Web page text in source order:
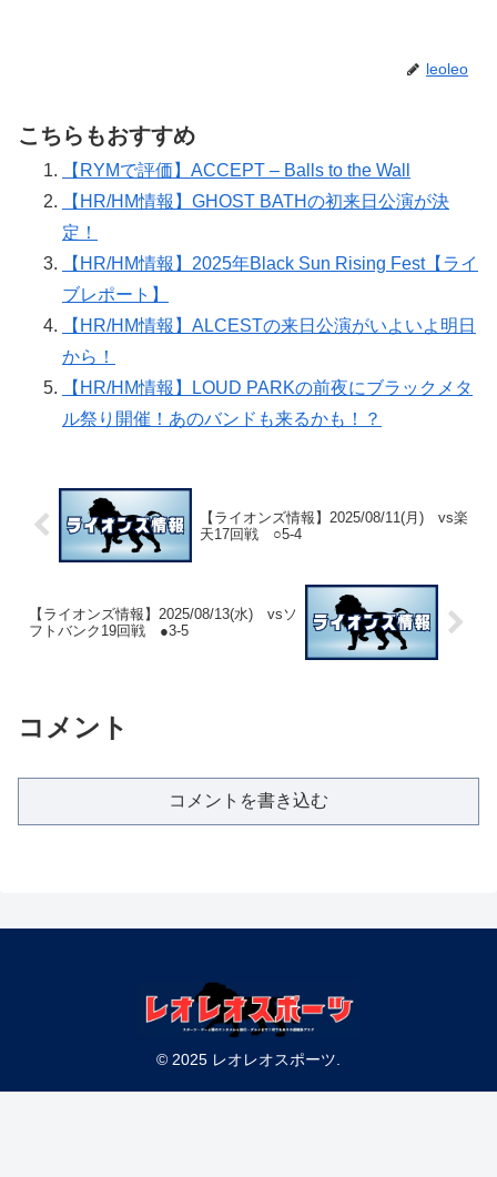
leoleo
こちらもおすすめ
【RYMで評価】ACCEPT – Balls to the Wall
【HR/HM情報】GHOST BATHの初来日公演が決
定！
【HR/HM情報】2025年Black Sun Rising Fest【ライ
ブレポート】
【HR/HM情報】ALCESTの来日公演がいよいよ明日
から！
【HR/HM情報】LOUD PARKの前夜にブラックメタ
ル祭り開催！あのバンドも来るかも！？
【ライオンズ情報】2025/08/11(月) vs楽
天17回戦 ○5-4
【ライオンズ情報】2025/08/13(水) vsソ
フトバンク19回戦 ●3-5
コメント
コメントを書き込む
© 2025 レオレオスポーツ.